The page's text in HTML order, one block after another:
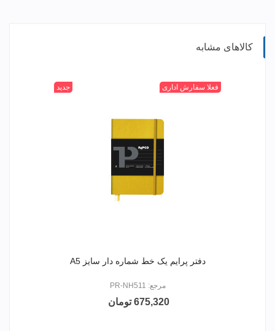
کالاهای مشابه
315
400
520
601
+ جدید فعلا سفارش اداری
دفتر پرایم یک خط شماره دار سایز A5
مرجع: PR-NH511
675,320 تومان